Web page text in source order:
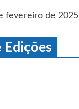
fevereiro de 2025